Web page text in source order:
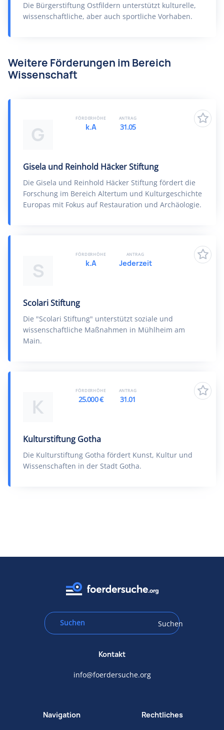
Die Bürgerstiftung Ostfildern unterstützt kulturelle,
wissenschaftliche, aber auch sportliche Vorhaben.
Weitere Förderungen im Bereich
Wissenschaft
G
Gisela und Reinhold Häcker Stiftung
Die Gisela und Reinhold Häcker Stiftung fördert die
Forschung im Bereich Altertum und Kulturgeschichte
Europas mit Fokus auf Restauration und Archäologie.
FÖRDERHÖHE
k.A
ANTRAG
31.05
S
Scolari Stiftung
Die "Scolari Stiftung" unterstützt soziale und
wissenschaftliche Maßnahmen in Mühlheim am
Main.
FÖRDERHÖHE
k.A
ANTRAG
Jederzeit
K
Kulturstiftung Gotha
Die Kulturstiftung Gotha fördert Kunst, Kultur und
Wissenschaften in der Stadt Gotha.
FÖRDERHÖHE
25.000 €
ANTRAG
31.01
Suchen
Kontakt
info@foerdersuche.org
Navigation Rechtliches